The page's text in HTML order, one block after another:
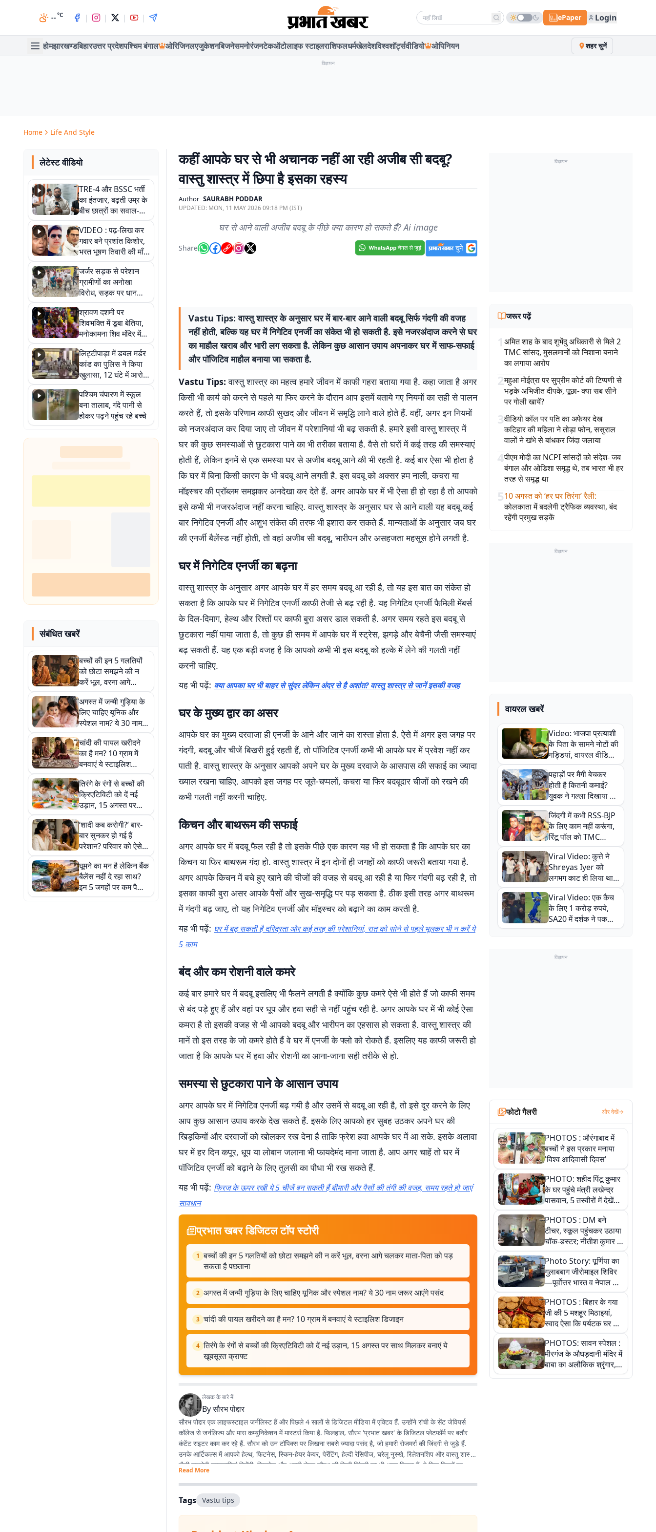
--°C | | | | Search news ePaper Login
होमझारखण्डबिहारउत्तर प्रदेशपश्चिम बंगाल ओरिजिनलएजुकेशनबिजनेसमनोरंजनटेकऑटोलाइफ स्टाइलराशिफलधर्मखेलदेशविश्वशॉर्ट्सवीडियो ओपिनियन शहर चुनें
विज्ञापन
Home Life And Style
लेटेस्ट वीडियो
TRE-4 और BSSC भर्ती
का इंतजार, बढ़ती उम्र के
बीच छात्रों का सवाल-
आखिर कब आएगी बहाली?
देखें वीडियो
VIDEO : पढ़-लिख कर
गवार बने प्रशांत किशोर,
भरत भूषण तिवारी की माँ ने
कहा नहीं थी उम्मीद, बेटा
था तो किसी को बोलने की
नहीं थी हिम्मत
जर्जर सड़क से परेशान
ग्रामीणों का अनोखा
विरोध, सड़क पर धान
रोपकर और खाद डालकर
जताया आक्रोश
श्रावण दशमी पर
शिवभक्ति में डूबा बेतिया,
मनोकामना शिव मंदिर में
हुआ भव्य श्रृंगार
लिट्टीपाड़ा में डबल मर्डर
कांड का पुलिस ने किया
खुलासा, 12 घंटे में आरोपी
गिरफ्तार
पश्चिम चंपारण में स्कूल
बना तालाब, गंदे पानी से
होकर पढ़ने पहुंच रहे बच्चे
संबंधित खबरें
बच्चों की इन 5 गलतियों
को छोटा समझने की न
करें भूल, वरना आगे
चलकर माता-पिता को पड़
सकता है पछताना
अगस्त में जन्मी गुड़िया के
लिए चाहिए यूनिक और
स्पेशल नाम? ये 30 नाम
जरूर आएंगे पसंद
चांदी की पायल खरीदने
का है मन? 10 ग्राम में
बनवाएं ये स्टाइलिश
डिजाइन
तिरंगे के रंगों से बच्चों की
क्रिएटिविटी को दें नई
उड़ान, 15 अगस्त पर
साथ मिलकर बनाएं ये
खूबसूरत क्राफ्ट
‘शादी कब करोगी?’ बार-
बार सुनकर हो गई हैं
परेशान? परिवार को ऐसे
समझाएं अपनी बात
घूमने का मन है लेकिन बैंक
बैलेंस नहीं दे रहा साथ?
इन 5 जगहों पर कम पैसों
में बना लें ट्रिप का प्लान
कहीं आपके घर से भी अचानक नहीं आ रही अजीब सी बदबू?
वास्तु शास्त्र में छिपा है इसका रहस्य
Author SAURABH PODDAR
UPDATED: MON, 11 MAY 2026 09:18 PM (IST)
घर से आने वाली अजीब बदबू के पीछे क्या कारण हो सकते हैं? Ai image
Share
Vastu Tips: वास्तु शास्त्र के अनुसार घर में बार-बार आने वाली बदबू सिर्फ गंदगी की वजह
नहीं होती, बल्कि यह घर में निगेटिव एनर्जी का संकेत भी हो सकती है. इसे नजरअंदाज करने से घर
का माहौल खराब और भारी लग सकता है. लेकिन कुछ आसान उपाय अपनाकर घर में साफ-सफाई
और पॉजिटिव माहौल बनाया जा सकता है.
Vastu Tips: वास्तु शास्त्र का महत्व हमारे जीवन में काफी गहरा बताया गया है. कहा जाता है अगर
किसी भी कार्य को करने से पहले या फिर करने के दौरान आप इसमें बताये गए नियमों का सही से पालन
करते हैं, तो इसके परिणाम काफी सुखद और जीवन में समृद्धि लाने वाले होते हैं. वहीं, अगर इन नियमों
को नजरअंदाज कर दिया जाए तो जीवन में परेशानियां भी बढ़ सकती है. हमारे इसी वास्तु शास्त्र में
घर की कुछ समस्याओं से छुटकारा पाने का भी तरीका बताया है. वैसे तो घरों में कई तरह की समस्याएं
होती हैं, लेकिन इनमें से एक समस्या घर से अजीब बदबू आने की भी रहती है. कई बार ऐसा भी होता है
कि घर में बिना किसी कारण के भी बदबू आने लगती है. इस बदबू को अक्सर हम नाली, कचरा या
मॉइस्चर की प्रॉब्लम समझकर अनदेखा कर देते हैं. अगर आपके घर में भी ऐसा ही हो रहा है तो आपको
इसे कभी भी नजरअंदाज नहीं करना चाहिए. वास्तु शास्त्र के अनुसार घर से आने वाली यह बदबू कई
बार निगेटिव एनर्जी और अशुभ संकेत की तरफ भी इशारा कर सकते हैं. मान्यताओं के अनुसार जब घर
की एनर्जी बैलेंस्ड नहीं होती, तो वहां अजीब सी बदबू, भारीपन और असहजता महसूस होने लगती है.
घर में निगेटिव एनर्जी का बढ़ना
वास्तु शास्त्र के अनुसार अगर आपके घर में हर समय बदबू आ रही है, तो यह इस बात का संकेत हो
सकता है कि आपके घर में निगेटिव एनर्जी काफी तेजी से बढ़ रही है. यह निगेटिव एनर्जी फैमिली मेंबर्स
के दिल-दिमाग, हेल्थ और रिश्तों पर काफी बुरा असर डाल सकती है. अगर समय रहते इस बदबू से
छुटकारा नहीं पाया जाता है, तो कुछ ही समय में आपके घर में स्ट्रेस, झगड़े और बेचैनी जैसी समस्याएं
बढ़ सकती हैं. यह एक बड़ी वजह है कि आपको कभी भी इस बदबू को हल्के में लेने की गलती नहीं
करनी चाहिए.
यह भी पढ़ें: क्या आपका घर भी बाहर से सुंदर लेकिन अंदर से है अशांत? वास्तु शास्त्र से जानें इसकी वजह
घर के मुख्य द्वार का असर
आपके घर का मुख्य दरवाजा ही एनर्जी के आने और जाने का रास्ता होता है. ऐसे में अगर इस जगह पर
गंदगी, बदबू और चीजें बिखरी हुई रहती हैं, तो पॉजिटिव एनर्जी कभी भी आपके घर में प्रवेश नहीं कर
पाती है. वास्तु शास्त्र के अनुसार आपको अपने घर के मुख्य दरवाजे के आसपास की सफाई का ज्यादा
ख्याल रखना चाहिए. आपको इस जगह पर जूते-चप्पलों, कचरा या फिर बदबूदार चीजों को रखने की
कभी गलती नहीं करनी चाहिए.
किचन और बाथरूम की सफाई
अगर आपके घर में बदबू फैल रही है तो इसके पीछे एक कारण यह भी हो सकता है कि आपके घर का
किचन या फिर बाथरूम गंदा हो. वास्तु शास्त्र में इन दोनों ही जगहों को काफी जरूरी बताया गया है.
अगर आपके किचन में बचे हुए खाने की चीजों की वजह से बदबू आ रही है या फिर गंदगी बढ़ रही है, तो
इसका काफी बुरा असर आपके पैसों और सुख-समृद्धि पर पड़ सकता है. ठीक इसी तरह अगर बाथरूम
में गंदगी बढ़ जाए, तो यह निगेटिव एनर्जी और मॉइस्चर को बढ़ाने का काम करती है.
यह भी पढ़ें: घर में बढ़ सकती है दरिद्रता और कई तरह की परेशानियां, रात को सोने से पहले भूलकर भी न करें ये
5 काम
बंद और कम रोशनी वाले कमरे
कई बार हमारे घर में बदबू इसलिए भी फैलने लगती है क्योंकि कुछ कमरे ऐसे भी होते हैं जो काफी समय
से बंद पड़े हुए हैं और वहां पर धूप और हवा सही से नहीं पहुंच रही है. अगर आपके घर में भी कोई ऐसा
कमरा है तो इसकी वजह से भी आपको बदबू और भारीपन का एहसास हो सकता है. वास्तु शास्त्र की
मानें तो इस तरह के जो कमरे होते हैं वे घर में एनर्जी के फ्लो को रोकते हैं. इसलिए यह काफी जरूरी हो
जाता है कि आपके घर में हवा और रोशनी का आना-जाना सही तरीके से हो.
समस्या से छुटकारा पाने के आसान उपाय
अगर आपके घर में निगेटिव एनर्जी बढ़ गयी है और उसमें से बदबू आ रही है, तो इसे दूर करने के लिए
आप कुछ आसान उपाय करके देख सकते हैं. इसके लिए आपको हर सुबह उठकर अपने घर की
खिड़कियों और दरवाजों को खोलकर रख देना है ताकि फ्रेश हवा आपके घर में आ सके. इसके अलावा
घर में हर दिन कपूर, धूप या लोबान जलाना भी फायदेमंद माना जाता है. आप अगर चाहें तो घर में
पॉजिटिव एनर्जी को बढ़ाने के लिए तुलसी का पौधा भी रख सकते हैं.
यह भी पढ़ें: फ्रिज के ऊपर रखी ये 5 चीजें बन सकती हैं बीमारी और पैसों की तंगी की वजह, समय रहते हो जाएं
सावधान
प्रभात खबर डिजिटल टॉप स्टोरी
1 बच्चों की इन 5 गलतियों को छोटा समझने की न करें भूल, वरना आगे चलकर माता-पिता को पड़
सकता है पछताना
2 अगस्त में जन्मी गुड़िया के लिए चाहिए यूनिक और स्पेशल नाम? ये 30 नाम जरूर आएंगे पसंद
3 चांदी की पायल खरीदने का है मन? 10 ग्राम में बनवाएं ये स्टाइलिश डिजाइन
4 तिरंगे के रंगों से बच्चों की क्रिएटिविटी को दें नई उड़ान, 15 अगस्त पर साथ मिलकर बनाएं ये
खूबसूरत क्राफ्ट
लेखक के बारे में
Byसौरभ पोद्दार
सौरभ पोद्दार एक लाइफस्टाइल जर्नलिस्ट हैं और पिछले 4 सालों से डिजिटल मीडिया में एक्टिव हैं. उन्होंने रांची के सेंट जेवियर्स
कॉलेज से जर्नलिज्म और मास कम्युनिकेशन में मास्टर्स किया है. फिलहाल, सौरभ 'प्रभात खबर' के डिजिटल प्लेटफॉर्म पर बतौर
कंटेंट राइटर काम कर रहे हैं. सौरभ को उन टॉपिक्स पर लिखना सबसे ज्यादा पसंद है, जो हमारी रोजमर्रा की जिंदगी से जुड़े हैं.
उनके आर्टिकल्स में आपको हेल्थ, फिटनेस, स्किन-हेयर केयर, पेरेंटिंग, हेल्दी रेसिपीज, घरेलू नुस्खे, रिलेशनशिप और वास्तु शास्त्र
जैसी उपयोगी जानकारियां मिलेंगी. फिटनेस और अच्छी सेहत सौरभ की निजी जिंदगी का भी अहम हिस्सा हैं. वे जिन विषयों पर
लिखते हैं, उन्हें अपनी रूटीन में फॉलो भी करते हैं. उनका मानना है कि जब आप किसी चीज को खुद एक्सपीरियंस करते हैं, तभी
दूसरों तक सही और प्रैक्टिकल जानकारी पहुंचा सकते हैं. उनकी हमेशा यही कोशिश रहती है कि वे ट्रेंडिंग टॉपिक्स पर बिल्कुल
आसान और आम बोलचाल की हिंदी में लिखें, ताकि हर पाठक उसे आसानी से समझ सके. यही वजह है कि उनके लिखे आर्टिकल्स
काफी एंगेजिंग और SEO-फ्रेंडली होते हैं.
Read More
Tags Vastu tips
विज्ञापन
जरूर पढ़ें
1अमित शाह के बाद शुभेंदु अधिकारी से मिले 2
TMC सांसद, मुसलमानों को निशाना बनाने
का लगाया आरोप
2महुआ मोईत्रा पर सुप्रीम कोर्ट की टिप्पणी से
भड़के अभिजीत दीपके, पूछा- क्या सब सीने
पर गोली खायें?
3वीडियो कॉल पर पति का अफेयर देख
कटिहार की महिला ने तोड़ा फोन, ससुराल
वालों ने खंभे से बांधकर जिंदा जलाया
4पीएम मोदी का NCPI सांसदों को संदेश- जब
बंगाल और ओडिशा समृद्ध थे, तब भारत भी हर
तरह से समृद्ध था
510 अगस्त को ‘हर घर तिरंगा’ रैली:
कोलकाता में बदलेगी ट्रैफिक व्यवस्था, बंद
रहेंगी प्रमुख सड़कें
विज्ञापन
वायरल खबरें
Video: भाजपा प्रत्याशी
के पिता के सामने नोटों की
गड्डियां, वायरल वीडियो
से राजनीति में उबाल,
अजित महतो बोले- TMC
की गंदी चाल
पहाड़ों पर मैगी बेचकर
होती है कितनी कमाई?
युवक ने गल्ला दिखाया तो
नौकरी वालों के खड़े हो गए
कान
जिंदगी में कभी RSS-BJP
के लिए काम नहीं करूंगा,
रिंटू पॉल को TMC
ऑफिस में ले जाकर पीटा,
Video वायरल
Viral Video: कुत्ते ने
Shreyas Iyer को
लगभग काट ही लिया था,
न्यूजीलैंड सीरीज से पहले
बाल-बाल बचे
Viral Video: एक कैच
के लिए 1 करोड़ रुपये,
SA20 में दर्शक ने पकड़ा
एक हाथ से गजब का कैच
विज्ञापन
फोटो गैलरी और देखें
PHOTOS : औरंगाबाद में
बच्चों ने इस प्रकार मनाया
'विश्व आदिवासी दिवस'
PHOTO: शहीद पिंटू कुमार
के घर पहुंचे मंत्री लखेन्द्र
पासवान, 5 तस्वीरों में देखें
उस भावुक पल की पूरी
कहानी
PHOTOS : DM बने
टीचर, स्कूल पहुंचकर उठाया
चॉक-डस्टर; नीतीश कुमार के
इस चहेते अधिकारी को
जानिए
Photo Story: पूर्णिया का
गुलाबबाग जीरोमाइल शिविर
—पूर्वोत्तर भारत व नेपाल के
कांवरियों का प्रमुख सेवा धाम
PHOTOS : बिहार के गया
जी की 5 मशहूर मिठाइयां,
स्वाद ऐसा कि पर्यटक घर ले
जाना नहीं भूलते, तस्वीरों में
देखें
PHOTOS: सावन स्पेशल :
मीरगंज के औघड़दानी मंदिर में
बाबा का अलौकिक श्रृंगार,
तस्वीरों में देखें महादेव के कई